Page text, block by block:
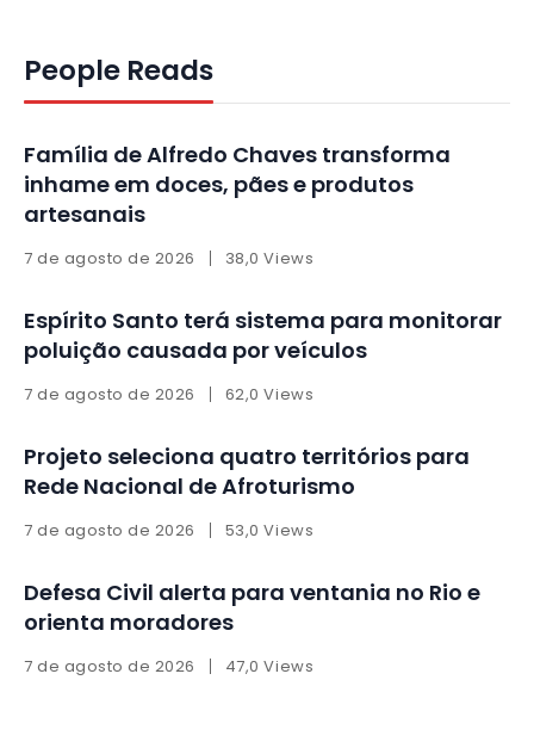
People Reads
Família de Alfredo Chaves transforma
inhame em doces, pães e produtos
artesanais
7 de agosto de 2026 38,0 Views
Espírito Santo terá sistema para monitorar
poluição causada por veículos
7 de agosto de 2026 62,0 Views
Projeto seleciona quatro territórios para
Rede Nacional de Afroturismo
7 de agosto de 2026 53,0 Views
Defesa Civil alerta para ventania no Rio e
orienta moradores
7 de agosto de 2026 47,0 Views